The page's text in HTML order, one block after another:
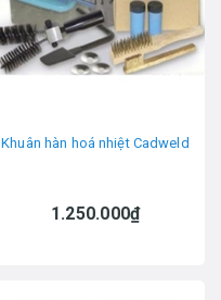
Khuân hàn hoá nhiệt Cadweld
1.250.000₫